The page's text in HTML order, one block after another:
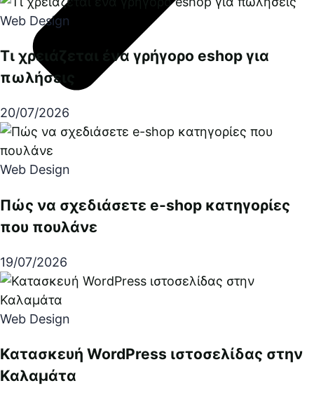
Web Design
Τι χρειάζεται ένα γρήγορο eshop για
πωλήσεις
20/07/2026
Web Design
Πώς να σχεδιάσετε e-shop κατηγορίες
που πουλάνε
19/07/2026
Web Design
Κατασκευή WordPress ιστοσελίδας στην
Καλαμάτα